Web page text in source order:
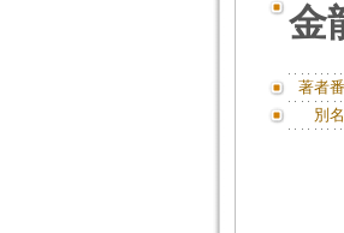
金
著者
別